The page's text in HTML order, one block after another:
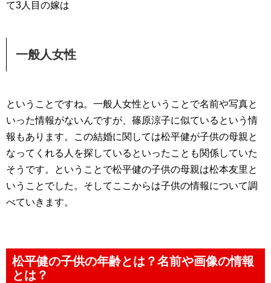
て3人目の嫁は
一般人女性
ということですね。一般人女性ということで名前や写真と
いった情報がないんですが、篠原涼子に似ているという情
報もあります。この結婚に関しては松平健が子供の母親と
なってくれる人を探しているといったことも関係していた
そうです。ということで松平健の子供の母親は松本友里と
いうことでした。そしてここからは子供の情報について調
べていきます。
松平健の子供の年齢とは？名前や画像の情報
とは？